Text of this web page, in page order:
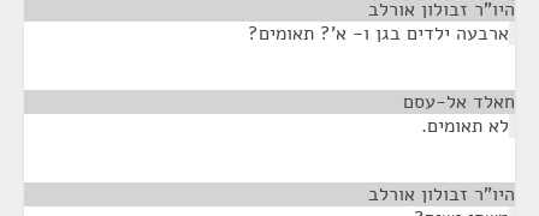
היו"ר זבולון אורלב
ארבעה ילדים בגן ו- א'? תאומים?
חאלד אל-עסם
לא תאומים.
היו"ר זבולון אורלב